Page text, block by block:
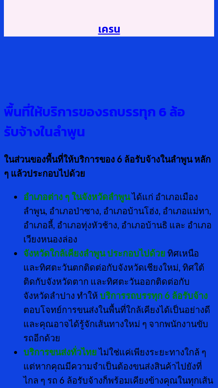
เครน
พื้นที่ให้บริการของรถบรรทุก6 ล้อ
รับจ้างในลำพูน
ในส่วนของพื้นที่ให้บริการของ 6 ล้อรับจ้างในลำพูนหลัก
ๆ แล้วประกอบไปด้วย
อำเภอต่าง ๆ ในจังหวัดลำพูนได้แก่ อำเภอเมือง
ลำพูน, อำเภอป่าซาง, อำเภอบ้านโฮ่ง, อำเภอแม่ทา,
อำเภอลี้, อำเภอทุ่งหัวช้าง, อำเภอบ้านธิ และ อำเภอ
เวียงหนองล่อง
จังหวัดใกล้เคียงลำพูน ประกอบไปด้วย ทิศเหนือ
และทิศตะวันตกติดต่อกับจังหวัดเชียงใหม่, ทิศใต้
ติดกับจังหวัดตาก และทิศตะวันออกติดต่อกับ
จังหวัดลำปาง ทำให้ บริการรถบรรทุก 6 ล้อรับจ้าง
ตอบโจทย์การขนส่งในพื้นที่ใกล้เคียงได้เป็นอย่างดี
และคุณอาจได้รู้จักเส้นทางใหม่ ๆ จากพนักงานขับ
รถอีกด้วย
บริการขนส่งทั่วไทยไม่ใช่แค่เพียงระยะทางใกล้ ๆ
แต่หากคุณมีความจำเป็นต้องขนส่งสินค้าไปยังที่
ไกล ๆ รถ 6 ล้อรับจ้างก็พร้อมเคียงข้างคุณในทุกเส้น